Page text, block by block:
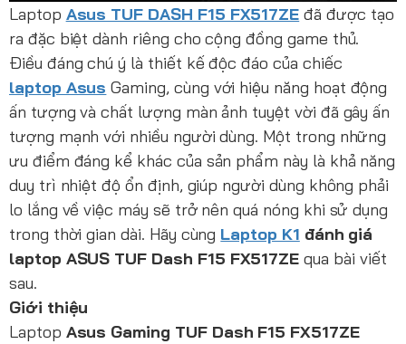
Laptop Asus TUF DASH F15 FX517ZE đã được tạo
ra đặc biệt dành riêng cho cộng đồng game thủ.
Điều đáng chú ý là thiết kế độc đáo của chiếc
laptop Asus Gaming, cùng với hiệu năng hoạt động
ấn tượng và chất lượng màn ảnh tuyệt vời đã gây ấn
tượng mạnh với nhiều người dùng. Một trong những
ưu điểm đáng kể khác của sản phẩm này là khả năng
duy trì nhiệt độ ổn định, giúp người dùng không phải
lo lắng về việc máy sẽ trở nên quá nóng khi sử dụng
trong thời gian dài. Hãy cùng Laptop K1 đánh giá
laptop ASUS TUF Dash F15 FX517ZE qua bài viết
sau.
Giới thiệu
Laptop Asus Gaming TUF Dash F15 FX517ZE